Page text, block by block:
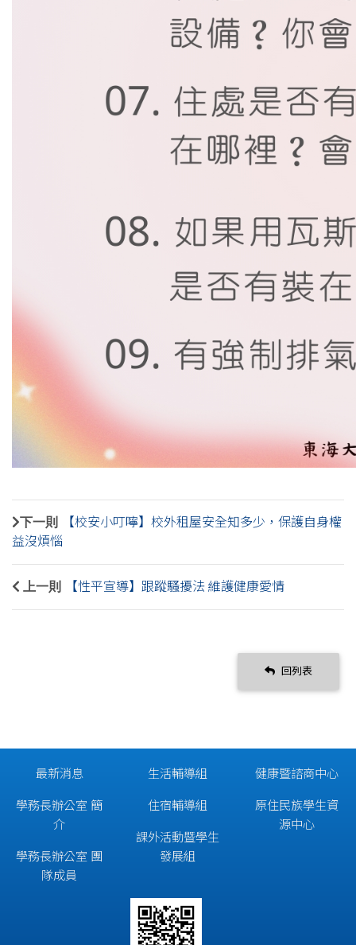
下一則
【校安小叮嚀】校外租屋安全知多少，保護自身權
益沒煩惱
上一則 【性平宣導】跟蹤騷擾法 維護健康愛情
回列表
最新消息
學務長辦公室 簡
介
學務長辦公室 團
隊成員
生活輔導組
住宿輔導組
課外活動暨學生
發展組
健康暨諮商中心
原住民族學生資
源中心